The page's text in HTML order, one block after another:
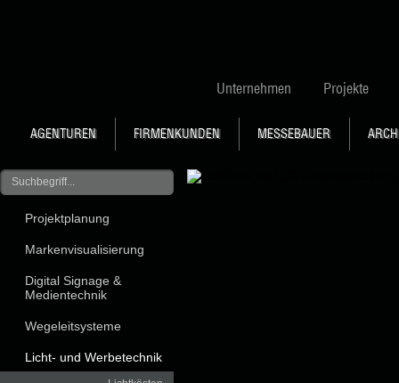
Unternehmen Projekte
AGENTUREN FIRMENKUNDEN MESSEBAUER
Projektplanung
Markenvisualisierung
Digital Signage &
Medientechnik
Wegeleitsysteme
Licht- und Werbetechnik